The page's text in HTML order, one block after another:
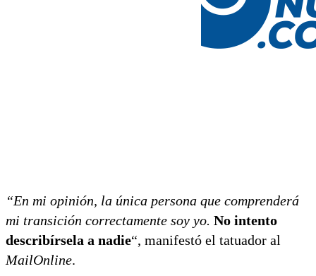
“En mi opinión, la única persona que comprenderá
mi transición correctamente soy yo. No intento
describírsela a nadie“, manifestó el tatuador al
MailOnline.